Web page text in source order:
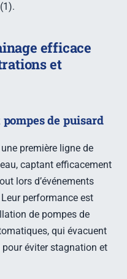
efficace
et
de puisard
première ligne de
captant efficacement
lors d’événements
performance est
de pompes de
qui évacuent
pour éviter stagnation et